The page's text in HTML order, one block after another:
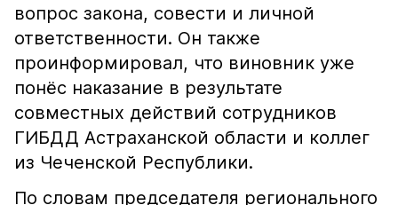
вопрос закона, совести и личной
ответственности. Он также
проинформировал, что виновник уже
понёс наказание в результате
совместных действий сотрудников
ГИБДД Астраханской области и коллег
из Чеченской Республики.
По словам председателя регионального